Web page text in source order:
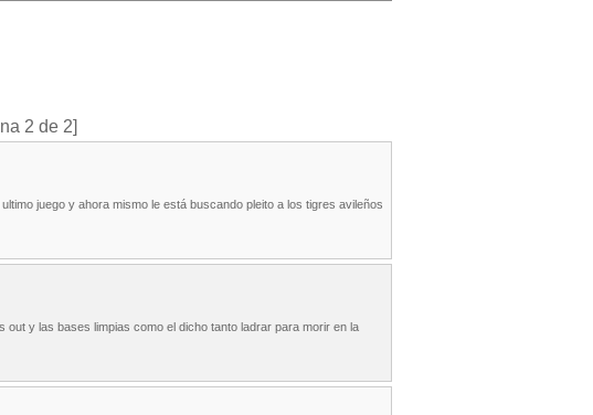
2 de 2]
juego y ahora mismo le está buscando pleito a los tigres avileños
y las bases limpias como el dicho tanto ladrar para morir en la